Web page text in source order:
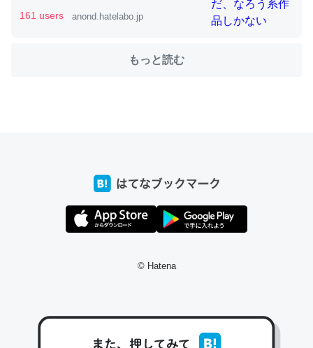
34
─たまにLINEするくらいだった遠方の父67歳と僕。ITツール導入で
161 users anond.hatelabo.jp
もっと読む
© Hatena